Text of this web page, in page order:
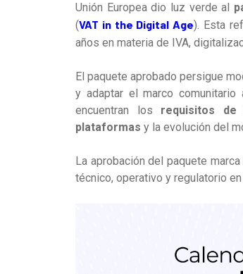
Unión Europea dio luz verde al
(VAT in the Digital Age). Esta
años en materia de IVA,
El paquete aprobado persigue
y adaptar el marco
encuentran los requisitos de
plataformas y la evolución del
La aprobación del paquete
técnico, operativo y regulatorio